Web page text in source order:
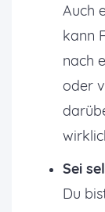
Auch
kann
nach
oder
Sei
Du